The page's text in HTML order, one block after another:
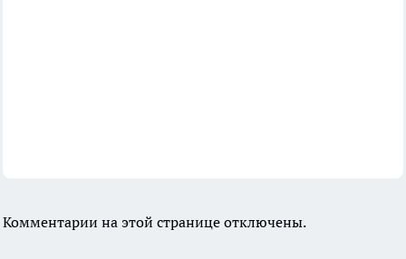
Комментарии на этой странице отключены.